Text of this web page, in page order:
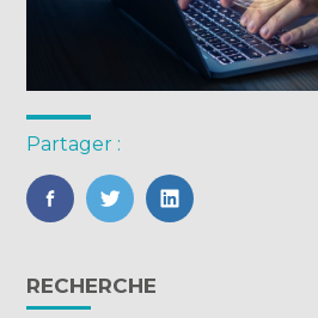
Partager :
FaceBook
TwitterLinkedIn
Blog
sidebar
RECHERCHE